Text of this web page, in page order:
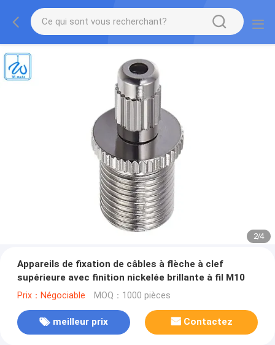
2/4
Appareils de fixation de câbles à flèche à clef
supérieure avec finition nickelée brillante à fil M10
Prix：Négociable MOQ：1000 pièces
meilleur prix Contactez